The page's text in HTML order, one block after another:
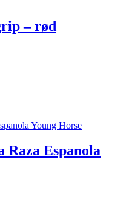
– rød
Raza Espanola